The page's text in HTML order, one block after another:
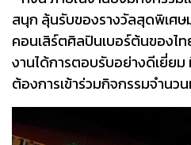
สนุก ลุ้นรับของรางวัลสุดพิเศ
คอนเสิร์ตศิลปินเบอร์ต้นของไ
งานได้การตอบรับอย่างดีเยี่ยม
ต้องการเข้าร่วมกิจกรรมจำนว